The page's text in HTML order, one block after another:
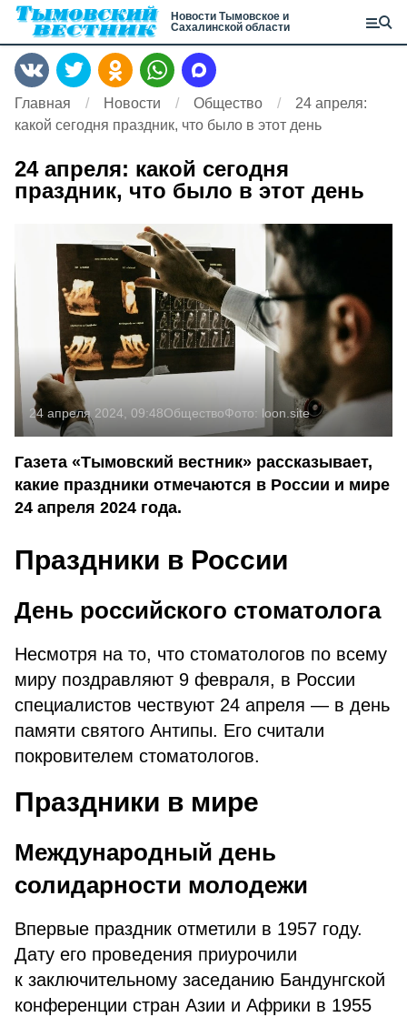
Новости Тымовское и
Сахалинской области
Главная Новости Общество
24 апреля:
какой сегодня праздник, что было в этот день
24 апреля: какой сегодня
праздник, что было в этот день
24 апреля 2024, 09:48ОбществоФото: loon.site
Газета «Тымовский вестник» рассказывает,
какие праздники отмечаются в России и мире
24 апреля 2024 года.
Праздники в России
День российского стоматолога
Несмотря на то, что стоматологов по всему
миру поздравляют 9 февраля, в России
специалистов чествуют 24 апреля — в день
памяти святого Антипы. Его считали
покровителем стоматологов.
Праздники в мире
Международный день
солидарности молодежи
Впервые праздник отметили в 1957 году.
Дату его проведения приурочили
к заключительному заседанию Бандунгской
конференции стран Азии и Африки в 1955